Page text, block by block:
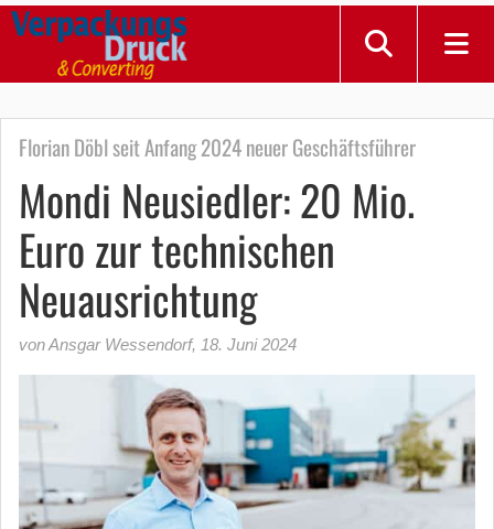
Florian Döbl seit Anfang 2024 neuer Geschäftsführer
Mondi Neusiedler: 20 Mio.
Euro zur technischen
Neuausrichtung
von Ansgar Wessendorf, 18. Juni 2024